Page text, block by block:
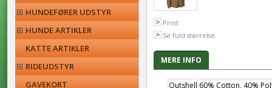
HUNDEFØRER UDSTYR
HUNDE ARTIKLER
KATTE ARTIKLER
RIDEUDSTYR
GAVEKORT
Print
Se fuld størrelse
MERE INFO
Outshell 60% Cotton, 40%